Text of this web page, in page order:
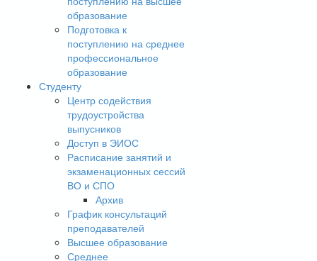
образование
Подготовка к
поступлению на среднее
профессиональное
образование
Студенту
Центр содействия
трудоустройства
выпусников
Доступ в ЭИОС
Расписание занятий и
экзаменационных сессий
ВО и СПО
Архив
График консультаций
преподавателей
Высшее образование
Среднее